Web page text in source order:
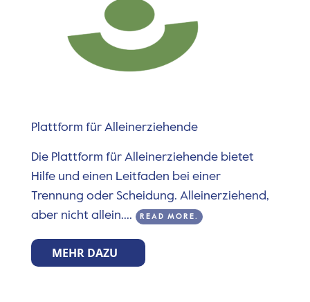
Plattform für Alleinerziehende
Die Plattform für Alleinerziehende bietet
Hilfe und einen Leitfaden bei einer
Trennung oder Scheidung. Alleinerziehend,
aber nicht allein....
READ MORE.
MEHR DAZU